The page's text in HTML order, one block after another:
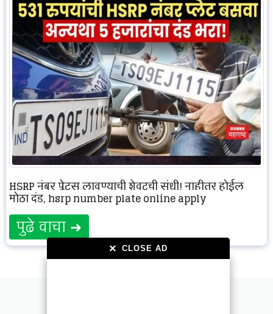
× CLOSE AD
× CLOSE AD
HSRP नंबर प्लेट्स लावण्याची शेवटची संधी! नाहीतर होईल
मोठा दंड, hsrp number plate online apply
पुढे वाचा ➜